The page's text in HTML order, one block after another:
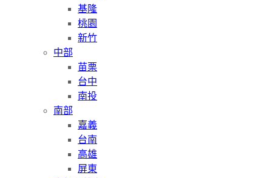
基隆
桃園
新竹
中部
苗栗
台中
南投
南部
嘉義
台南
高雄
屏東